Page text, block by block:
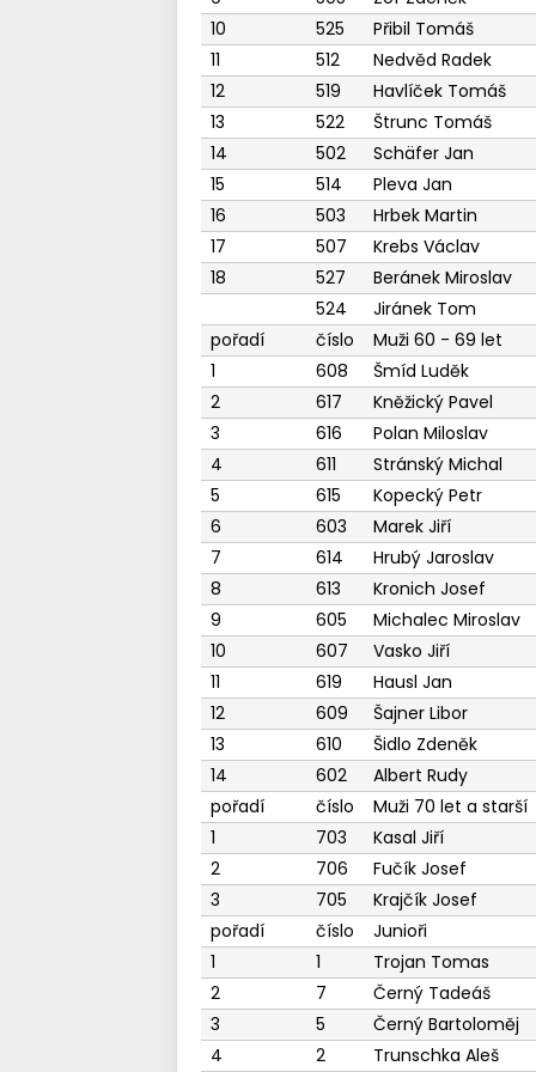
10
525
Přibil Tomáš
11
512
Nedvěd Radek
12
519
Havlíček Tomáš
13
522
Štrunc Tomáš
14
502
Schäfer Jan
15
514
Pleva Jan
16
503
Hrbek Martin
17
507
Krebs Václav
18
527
Beránek Miroslav
524
Jiránek Tom
pořadí
číslo
Muži 60 - 69 let
1
608
Šmíd Luděk
2
617
Kněžický Pavel
3
616
Polan Miloslav
4
611
Stránský Michal
5
615
Kopecký Petr
6
603
Marek Jiří
7
614
Hrubý Jaroslav
8
613
Kronich Josef
9
605
Michalec Miroslav
10
607
Vasko Jiří
11
619
Hausl Jan
12
609
Šajner Libor
13
610
Šidlo Zdeněk
14
602
Albert Rudy
pořadí
číslo
Muži 70 let a starší
1
703
Kasal Jiří
2
706
Fučík Josef
3
705
Krajčík Josef
pořadí
číslo
Junioři
1
1
Trojan Tomas
2
7
Černý Tadeáš
3
5
Černý Bartoloměj
4
2 Trunschka Aleš